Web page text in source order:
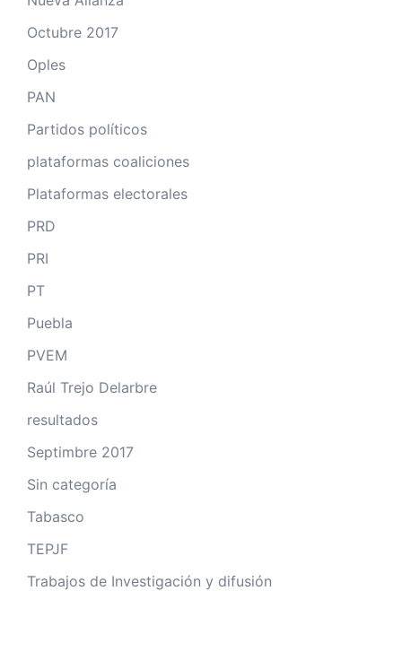
Octubre 2017
Oples
PAN
Partidos políticos
plataformas coaliciones
Plataformas electorales
PRD
PRI
PT
Puebla
PVEM
Raúl Trejo Delarbre
resultados
Septimbre 2017
Sin categoría
Tabasco
TEPJF
Trabajos de Investigación y difusión